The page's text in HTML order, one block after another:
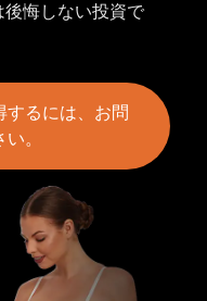
後悔しない投資で
するには、お問
。